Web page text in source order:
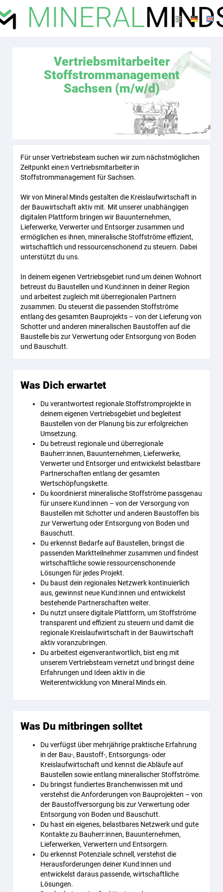
Vertriebsmitarbeiter
Stoffstrommanagement
Sachsen (m/w/d)
Für unser Vertriebsteam suchen wir zum nächstmöglichen
Zeitpunkt eine:n Vertriebsmitarbeiter:in
Stoffstrommanagement für Sachsen.
Wir von Mineral Minds gestalten die Kreislaufwirtschaft in
der Bauwirtschaft aktiv mit. Mit unserer unabhängigen
digitalen Plattform bringen wir Bauunternehmen,
Lieferwerke, Verwerter und Entsorger zusammen und
ermöglichen es ihnen, mineralische Stoffströme effizient,
wirtschaftlich und ressourcenschonend zu steuern. Dabei
unterstützt du uns.
In deinem eigenen Vertriebsgebiet rund um deinen Wohnort
betreust du Baustellen und Kund:innen in deiner Region
und arbeitest zugleich mit überregionalen Partnern
zusammen. Du steuerst die passenden Stoffströme
entlang des gesamten Bauprojekts – von der Lieferung von
Schotter und anderen mineralischen Baustoffen auf die
Baustelle bis zur Verwertung oder Entsorgung von Boden
und Bauschutt.
Was Dich erwartet
Du verantwortest regionale Stoffstromprojekte in
deinem eigenen Vertriebsgebiet und begleitest
Baustellen von der Planung bis zur erfolgreichen
Umsetzung.
Du betreust regionale und überregionale
Bauherr:innen, Bauunternehmen, Lieferwerke,
Verwerter und Entsorger und entwickelst belastbare
Partnerschaften entlang der gesamten
Wertschöpfungskette.
Du koordinierst mineralische Stoffströme passgenau
für unsere Kund:innen – von der Versorgung von
Baustellen mit Schotter und anderen Baustoffen bis
zur Verwertung oder Entsorgung von Boden und
Bauschutt.
Du erkennst Bedarfe auf Baustellen, bringst die
passenden Marktteilnehmer zusammen und findest
wirtschaftliche sowie ressourcenschonende
Lösungen für jedes Projekt.
Du baust dein regionales Netzwerk kontinuierlich
aus, gewinnst neue Kund:innen und entwickelst
bestehende Partnerschaften weiter.
Du nutzt unsere digitale Plattform, um Stoffströme
transparent und effizient zu steuern und damit die
regionale Kreislaufwirtschaft in der Bauwirtschaft
aktiv voranzubringen.
Du arbeitest eigenverantwortlich, bist eng mit
unserem Vertriebsteam vernetzt und bringst deine
Erfahrungen und Ideen aktiv in die
Weiterentwicklung von Mineral Minds ein.
Was Du mitbringen solltet
Du verfügst über mehrjährige praktische Erfahrung
in der Bau-, Baustoff-, Entsorgungs- oder
Kreislaufwirtschaft und kennst die Abläufe auf
Baustellen sowie entlang mineralischer Stoffströme.
Du bringst fundiertes Branchenwissen mit und
verstehst die Anforderungen von Bauprojekten – von
der Baustoffversorgung bis zur Verwertung oder
Entsorgung von Boden und Bauschutt.
Du hast ein eigenes, belastbares Netzwerk und gute
Kontakte zu Bauherr:innen, Bauunternehmen,
Lieferwerken, Verwertern und Entsorgern.
Du erkennst Potenziale schnell, verstehst die
Herausforderungen deiner Kund:innen und
entwickelst daraus passende, wirtschaftliche
Lösungen.